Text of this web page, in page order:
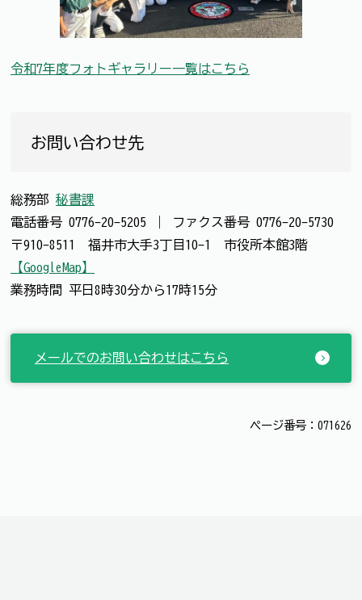
令和7年度フォトギャラリー一覧はこちら
お問い合わせ先
総務部 秘書課
電話番号 0776-20-5205 ファクス番号 0776-20-5730
〒910-8511 福井市大手3丁目10-1 市役所本館3階
【GoogleMap】
業務時間 平日8時30分から17時15分
メールでのお問い合わせはこちら
ページ番号：071626